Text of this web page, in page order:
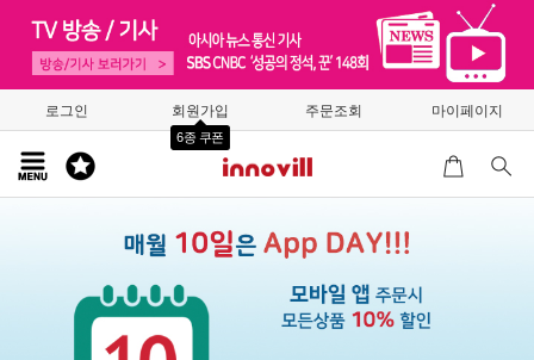
로그인 회원가입
6종 쿠폰
주문조회 마이페이지